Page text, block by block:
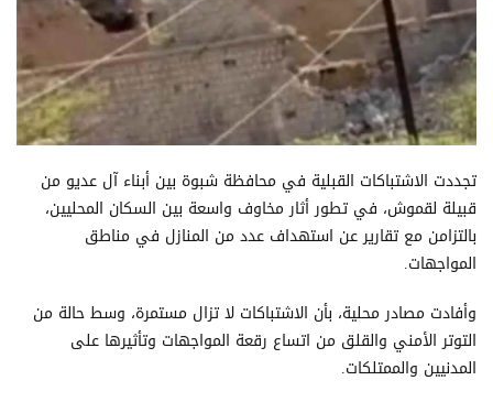
تجددت الاشتباكات القبلية في محافظة شبوة بين أبناء آل عديو من
قبيلة لقموش، في تطور أثار مخاوف واسعة بين السكان المحليين،
بالتزامن مع تقارير عن استهداف عدد من المنازل في مناطق
المواجهات.
وأفادت مصادر محلية، بأن الاشتباكات لا تزال مستمرة، وسط حالة من
التوتر الأمني والقلق من اتساع رقعة المواجهات وتأثيرها على
المدنيين والممتلكات.